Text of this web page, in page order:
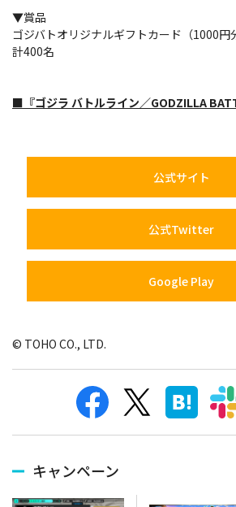
▼賞品
ゴジバトオリジナルギフトカード（1000
計400名
■『ゴジラ バトルライン／GODZILLA
公式サイト
公式Twitter
Google Play
© TOHO CO., LTD.
キャンペーン